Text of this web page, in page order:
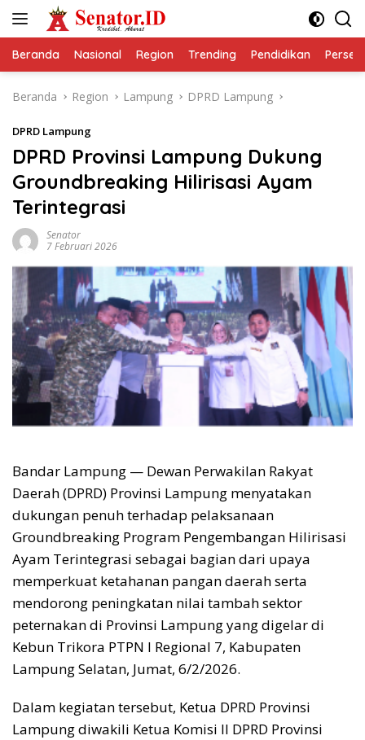
Beranda Nasional Region Trending Pendidikan
Beranda Region Lampung DPRD Lampung
DPRD Lampung
DPRD Provinsi Lampung Dukung
Groundbreaking Hilirisasi Ayam
Terintegrasi
Senator
7 Februari 2026
Bandar Lampung — Dewan Perwakilan Rakyat
Daerah (DPRD) Provinsi Lampung menyatakan
dukungan penuh terhadap pelaksanaan
Groundbreaking Program Pengembangan Hilirisasi
Ayam Terintegrasi sebagai bagian dari upaya
memperkuat ketahanan pangan daerah serta
mendorong peningkatan nilai tambah sektor
peternakan di Provinsi Lampung yang digelar di
Kebun Trikora PTPN I Regional 7, Kabupaten
Lampung Selatan, Jumat, 6/2/2026.
Dalam kegiatan tersebut, Ketua DPRD Provinsi
Lampung diwakili Ketua Komisi II DPRD Provinsi